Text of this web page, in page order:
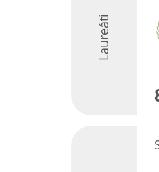
Laureáti